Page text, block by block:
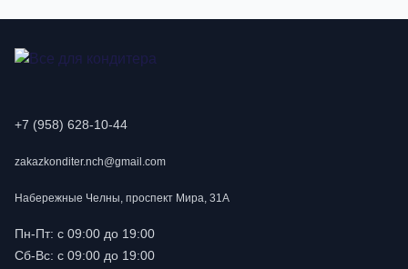
+7 (958) 628-10-44
zakazkonditer.nch@gmail.com
Набережные Челны, проспект Мира, 31А
Пн-Пт: с 09:00 до 19:00
Сб-Вс: с 09:00 до 19:00